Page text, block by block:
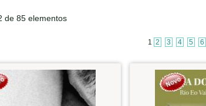
de 85 elementos
1 2 3 4 5 6